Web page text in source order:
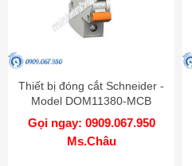
Thiết bị đóng cắt Schneider -
Model DOM11380-MCB
Gọi ngay: 0909.067.950
Ms.Châu